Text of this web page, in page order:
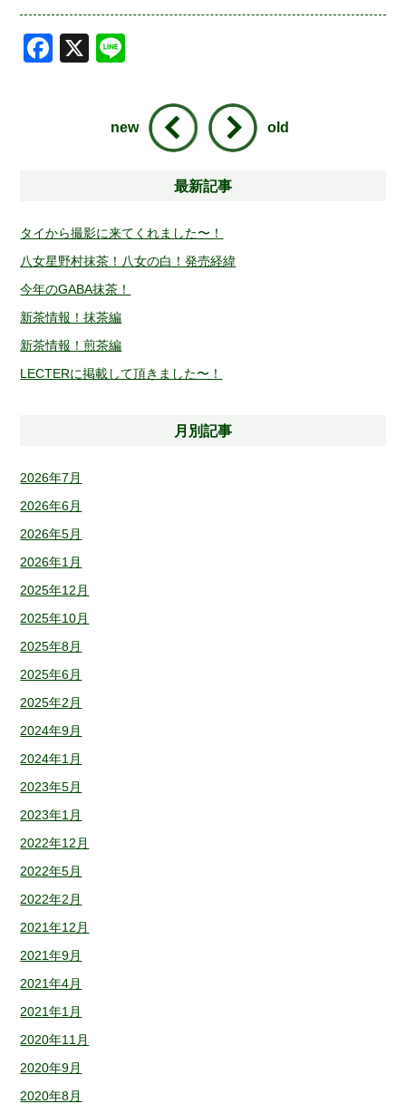
Facebook
X
new old
最新記事
タイから撮影に来てくれました〜！
八女星野村抹茶！八女の白！発売経緯
今年のGABA抹茶！
新茶情報！抹茶編
新茶情報！煎茶編
LECTERに掲載して頂きました〜！
月別記事
2026年7月
2026年6月
2026年5月
2026年1月
2025年12月
2025年10月
2025年8月
2025年6月
2025年2月
2024年9月
2024年1月
2023年5月
2023年1月
2022年12月
2022年5月
2022年2月
2021年12月
2021年9月
2021年4月
2021年1月
2020年11月
2020年9月
2020年8月